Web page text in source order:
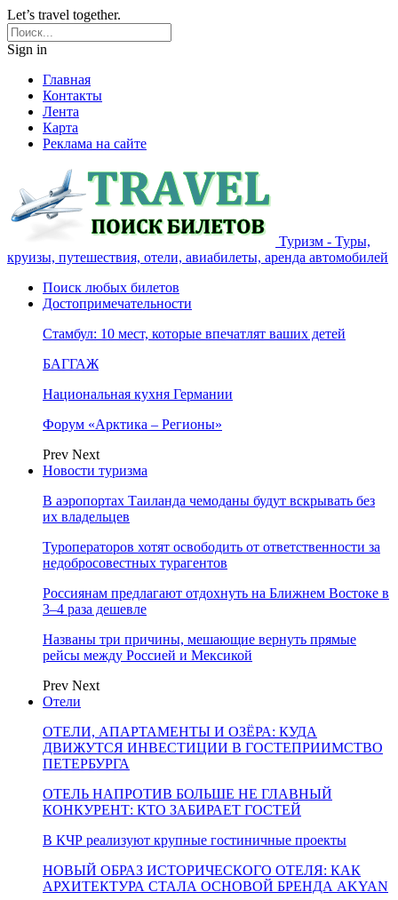
Let’s travel together.
Sign in
Главная
Контакты
Лента
Карта
Реклама на сайте
Туризм - Туры,
круизы, путешествия, отели, авиабилеты, аренда автомобилей
Поиск любых билетов
Достопримечательности
Стамбул: 10 мест, которые впечатлят ваших детей
БАГГАЖ
Национальная кухня Германии
Форум «Арктика – Регионы»
Prev Next
Новости туризма
В аэропортах Таиланда чемоданы будут вскрывать без
их владельцев
Туроператоров хотят освободить от ответственности за
недобросовестных турагентов
Россиянам предлагают отдохнуть на Ближнем Востоке в
3–4 раза дешевле
Названы три причины, мешающие вернуть прямые
рейсы между Россией и Мексикой
Prev Next
Отели
ОТЕЛИ, АПАРТАМЕНТЫ И ОЗЁРА: КУДА
ДВИЖУТСЯ ИНВЕСТИЦИИ В ГОСТЕПРИИМСТВО
ПЕТЕРБУРГА
ОТЕЛЬ НАПРОТИВ БОЛЬШЕ НЕ ГЛАВНЫЙ
КОНКУРЕНТ: КТО ЗАБИРАЕТ ГОСТЕЙ
В КЧР реализуют крупные гостиничные проекты
НОВЫЙ ОБРАЗ ИСТОРИЧЕСКОГО ОТЕЛЯ: КАК
АРХИТЕКТУРА СТАЛА ОСНОВОЙ БРЕНДА AKYAN